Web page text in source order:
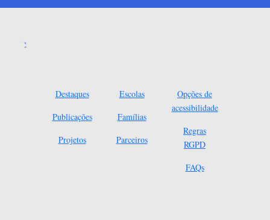
Destaques
Publicações
Projetos
Escolas
Famílias
Parceiros
Opções de
acessibilidade
Regras
RGPD
FAQs